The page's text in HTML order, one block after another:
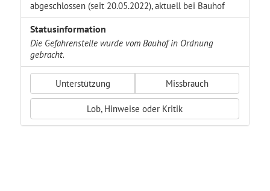
abgeschlossen (seit 20.05.2022), aktuell bei Bauhof
Statusinformation
Die Gefahrenstelle wurde vom Bauhof in Ordnung
gebracht.
Unterstützung Missbrauch
Lob, Hinweise oder Kritik